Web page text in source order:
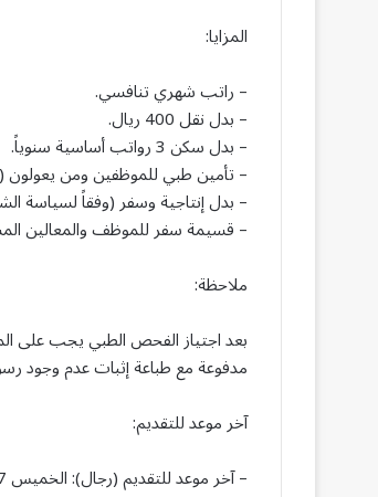
المزايا:
– راتب شهري تنافسي.
– بدل نقل 400 ريال.
– بدل سكن 3 رواتب أساسية سنوياً.
– تأمين طبي للموظفين ومن يعولون
– بدل إنتاجية وسفر (وفقاً لسياسة
– قسيمة سفر للموظف والمعالين
ملاحظة:
بعد اجتياز الفحص الطبي يجب على
مدفوعة مع طباعة إثبات عدم وجود
آخر موعد للتقديم:
– آخر موعد للتقديم (رجال): الخميس 1441/9/7هـ (الموافق 2020/4/30م).